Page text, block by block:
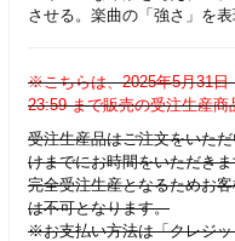
させる。楽曲の「強さ」を表
※こちらは、2025年5月31日
23:59 まで販売の受注生産商
受注生産品はご注文をいた
けまでにお時間をいただき
完全受注生産となるためお
は不可となります。
※お支払い方法は「クレジ